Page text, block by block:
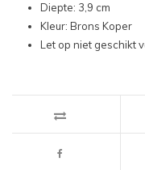
Diepte: 3,9 cm
Kleur: Brons Koper
Let op niet geschikt